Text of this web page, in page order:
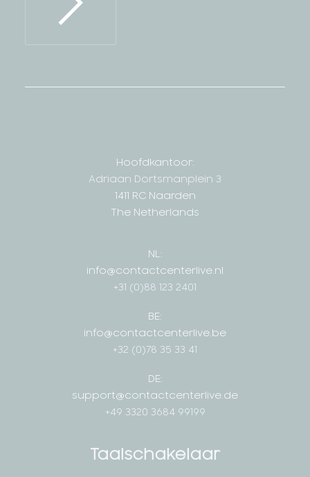
Hoofdkantoor:
Adriaan Dortsmanplein 3
1411 RC Naarden
The Netherlands
NL:
info@contactcenterlive.nl
+31 (0)88 123 2401
BE:
info@contactcenterlive.be
+32 (0)78 35 33 41
DE:
support@contactcenterlive.de
+49 3320 3684 99199
Taalschakelaar